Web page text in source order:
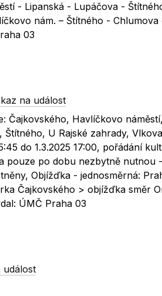
- Lipanská - Lupáčova -
nám. – Štítného -
03
na událost
Čajkovského, Havlíčkovo
U Rajské zahrady,
do 1.3.2025 17:00, pořádání
po dobu nezbytně nutnou
Objížďka - jednosměrná:
Čajkovského > objížďka směr
ÚMČ Praha 03
událost